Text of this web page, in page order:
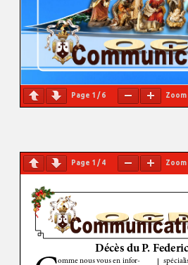
Page 1 /6 Zoom
Page 1 /4 Zoom